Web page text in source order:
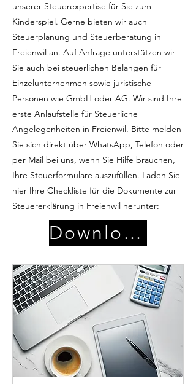
unserer Steuerexpertise für Sie zum
Kinderspiel. Gerne bieten wir auch
Steuerplanung und Steuerberatung in
Freienwil an. Auf Anfrage unterstützen wir
Sie auch bei steuerlichen Belangen für
Einzelunternehmen sowie juristische
Personen wie GmbH oder AG. Wir sind Ihre
erste Anlaufstelle für Steuerliche
Angelegenheiten in Freienwil. Bitte melden
Sie sich direkt über WhatsApp, Telefon oder
per Mail bei uns, wenn Sie Hilfe brauchen,
Ihre Steuerformulare auszufüllen. Laden Sie
hier Ihre Checkliste für die Dokumente zur
Steuererklärung in Freienwil herunter:
Download